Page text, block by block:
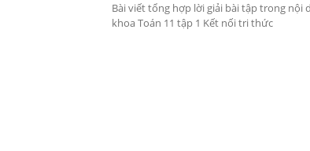
Bài viết tổng hợp lời giải bài tập trong nội
khoa Toán 11 tập 1 Kết nối tri thức